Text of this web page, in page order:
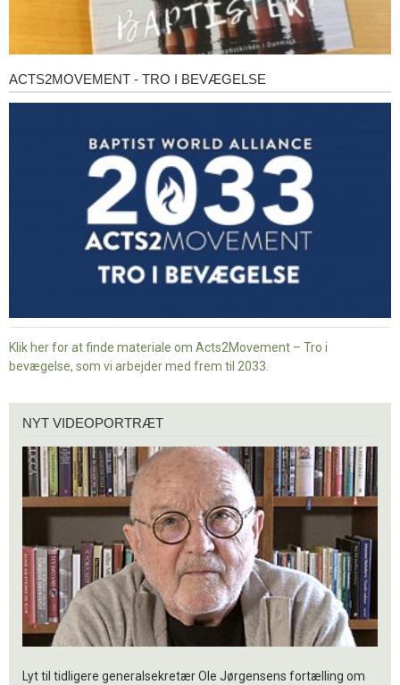
Acts2Movement
-
ACTS2MOVEMENT - TRO I BEVÆGELSE
Klik her for at finde materiale om Acts2Movement – Tro i
bevægelse, som vi arbejder med frem til 2033.
videoportræt
NYT VIDEOPORTRÆT
Lyt til tidligere generalsekretær Ole Jørgensens fortælling om